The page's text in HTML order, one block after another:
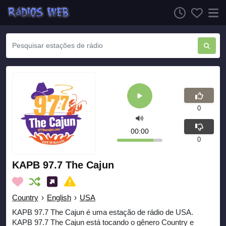
KAPB 97.7 The Cajun
Country › English › USA
KAPB 97.7 The Cajun é uma estação de rádio de USA.
KAPB 97.7 The Cajun está tocando o gênero Country e
00:00
0
0